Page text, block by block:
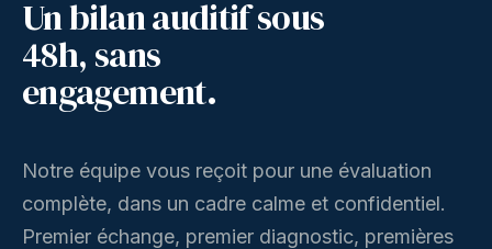
Un bilan auditif sous
48h, sans
engagement.
Notre équipe vous reçoit pour une évaluation
complète, dans un cadre calme et confidentiel.
Premier échange, premier diagnostic, premières